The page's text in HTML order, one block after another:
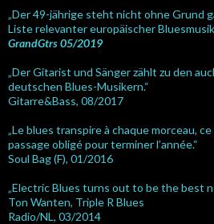
„Der 49-jährige steht nicht ohne Grund
Liste relevanter europäischer
GrandGtrs 05/2019
„Der Gitarist und Sänger zählt zu den
deutschen Blues-Musikern.“
Gitarre&Bass, 08/2017
„Le blues transpire à chaque morceau,
passage obligé pour terminer l’année.“
Soul Bag (F), 01/2016
„Electric Blues turns out to be the best
Ton Wanten, Triple R Blues
Radio/NL, 03/2014